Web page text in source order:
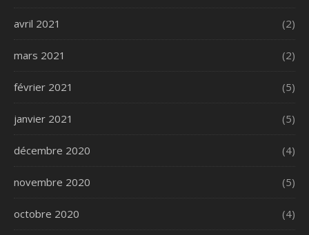
avril 2021 (2)
mars 2021 (2)
février 2021 (5)
janvier 2021 (5)
décembre 2020 (4)
novembre 2020 (5)
octobre 2020 (4)